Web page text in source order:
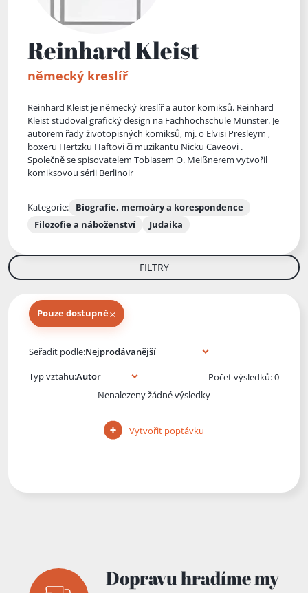
Reinhard Kleist
německý kreslíř
Reinhard Kleist je německý kreslíř a autor komiksů. Reinhard
Kleist studoval grafický design na Fachhochschule Münster. Je
autorem řady životopisných komiksů, mj. o Elvisi Presleym ,
boxeru Hertzku Haftovi či muzikantu Nicku Caveovi .
Společně se spisovatelem Tobiasem O. Meißnerem vytvořil
komiksovou sérii Berlinoir
Kategorie:
Biografie, memoáry a korespondence
Filozofie a náboženství
Judaika
FILTRY
Pouze dostupné×
Seřadit podle:
Typ vztahu:
Počet výsledků: 0
Nenalezeny žádné výsledky
Vytvořit poptávku
Dopravu hradíme my